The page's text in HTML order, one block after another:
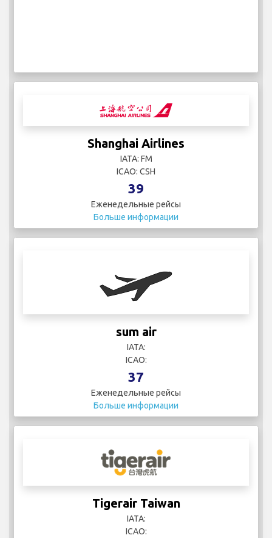
Shanghai Airlines
IATA: FM
ICAO: CSH
39
Еженедельные рейсы
Больше информации
sum air
IATA:
ICAO:
37
Еженедельные рейсы
Больше информации
Tigerair Taiwan
IATA:
ICAO: